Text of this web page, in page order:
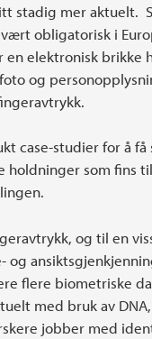
stadig mer aktuelt.
obligatorisk i
en elektronisk brikke
og
case-studier for å få
holdninger som fins
og til en
og
flere biometriske
med bruk av
jobber med